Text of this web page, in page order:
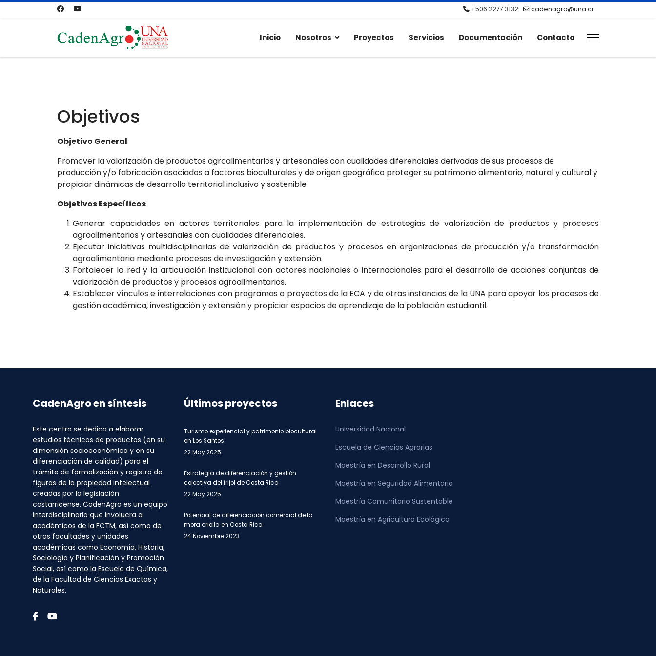
+506 2277 3132 cadenagro@una.cr
Inicio Nosotros Proyectos Servicios Documentación Contacto
Objetivos
Objetivo General
Promover la valorización de productos agroalimentarios y artesanales con cualidades diferenciales derivadas de sus procesos de
producción y/o fabricación asociados a factores bioculturales y de origen geográfico proteger su patrimonio alimentario, natural y cultural y
propiciar dinámicas de desarrollo territorial inclusivo y sostenible.
Objetivos Específicos
Generar capacidades en actores territoriales para la implementación de estrategias de valorización de productos y procesos
agroalimentarios y artesanales con cualidades diferenciales.
Ejecutar iniciativas multidisciplinarias de valorización de productos y procesos en organizaciones de producción y/o transformación
agroalimentaria mediante procesos de investigación y extensión.
Fortalecer la red y la articulación institucional con actores nacionales o internacionales para el desarrollo de acciones conjuntas de
valorización de productos y procesos agroalimentarios.
Establecer vínculos e interrelaciones con programas o proyectos de la ECA y de otras instancias de la UNA para apoyar los procesos de
gestión académica, investigación y extensión y propiciar espacios de aprendizaje de la población estudiantil.
CadenAgro en síntesis
Este centro se dedica a elaborar
estudios técnicos de productos (en su
dimensión socioeconómica y en su
diferenciación de calidad) para el
trámite de formalización y registro de
figuras de la propiedad intelectual
creadas por la legislación
costarricense. CadenAgro es un equipo
interdisciplinario que involucra a
académicos de la FCTM, así como de
otras facultades y unidades
académicas como Economía, Historia,
Sociología y Planificación y Promoción
Social, así como la Escuela de Química,
de la Facultad de Ciencias Exactas y
Naturales.
Últimos proyectos
Turismo experiencial y patrimonio biocultural
en Los Santos.
22 May 2025
Estrategia de diferenciación y gestión
colectiva del frijol de Costa Rica
22 May 2025
Potencial de diferenciación comercial de la
mora criolla en Costa Rica
24 Noviembre 2023
Enlaces
Universidad Nacional
Escuela de Ciencias Agrarias
Maestría en Desarrollo Rural
Maestría en Seguridad Alimentaria
Maestría Comunitario Sustentable
Maestría en Agricultura Ecológica